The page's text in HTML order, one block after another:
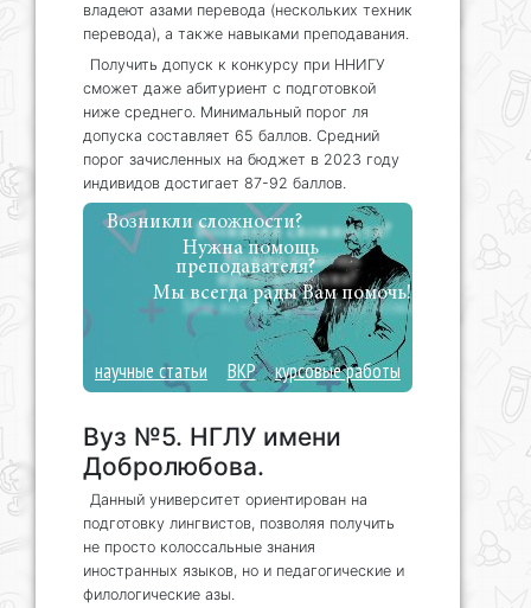
владеют азами перевода (нескольких техник
перевода), а также навыками преподавания.
Получить допуск к конкурсу при ННИГУ
сможет даже абитуриент с подготовкой
ниже среднего. Минимальный порог ля
допуска составляет 65 баллов. Средний
порог зачисленных на бюджет в 2023 году
индивидов достигает 87-92 баллов.
Возникли сложности?
Нужна помощь
преподавателя?
Мы всегда рады Вам помочь!
научные статьи ВКР курсовые работы
Вуз №5. НГЛУ имени
Добролюбова.
Данный университет ориентирован на
подготовку лингвистов, позволяя получить
не просто колоссальные знания
иностранных языков, но и педагогические и
филологические азы.